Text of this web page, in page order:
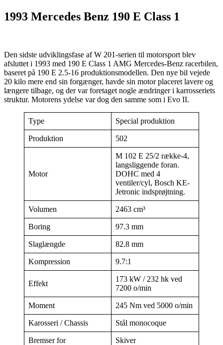
1993 Mercedes Benz 190 E Class 1
Den sidste udviklingsfase af W 201-serien til motorsport blev
afsluttet i 1993 med 190 E Class 1 AMG Mercedes-Benz racerbilen,
baseret på 190 E 2.5-16 produktionsmodellen. Den nye bil vejede
20 kilo mere end sin forgænger, havde sin motor placeret lavere og
længere tilbage, og der var foretaget nogle ændringer i karrosseriets
struktur. Motorens ydelse var dog den samme som i Evo II.
Type Special produktion
Produktion 502
Motor
M 102 E 25/2 række-4,
langsliggende foran.
DOHC med 4
ventiler/cyl, Bosch KE-
Jetronic indsprøjtning.
Volumen 2463 cm³
Boring 97.3 mm
Slaglængde 82.8 mm
Kompression 9.7:1
Effekt
173 kW / 232 hk ved
7200 o/min
Moment 245 Nm ved 5000 o/min
Karosseri / Chassis Stål monocoque
Bremser for Skiver